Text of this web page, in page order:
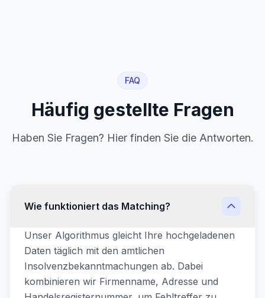
FAQ
Häufig gestellte Fragen
Haben Sie Fragen? Hier finden Sie die Antworten.
Wie funktioniert das Matching?
Unser Algorithmus gleicht Ihre hochgeladenen
Daten täglich mit den amtlichen
Insolvenzbekanntmachungen ab. Dabei
kombinieren wir Firmenname, Adresse und